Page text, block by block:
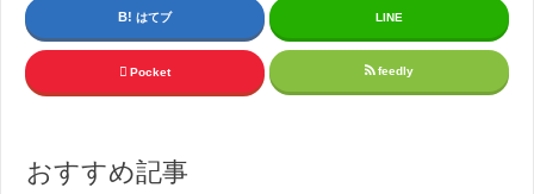
はてブ LINE
Pocket feedly
おすすめ記事